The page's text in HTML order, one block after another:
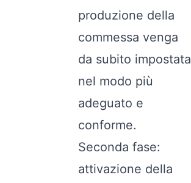
produzione della
commessa venga
da subito impostata
nel modo più
adeguato e
conforme.
Seconda fase:
attivazione della